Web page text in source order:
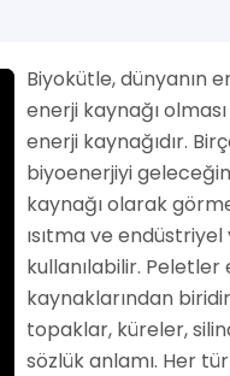
Biyokütle, dünyanın
enerji kaynağı
enerji kaynağıdır.
biyoenerjiyi
kaynağı olarak
ısıtma ve endüstriyel
kullanılabilir. Peletler
kaynaklarından
topaklar, küreler,
sözlük anlamı. Her